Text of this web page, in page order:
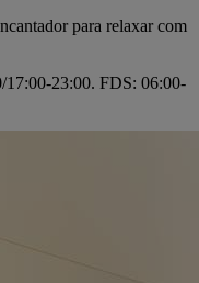
para relaxar com
17:00-23:00. FDS: 06:00-